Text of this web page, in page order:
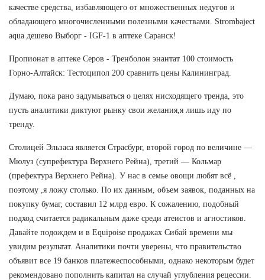
качестве средства, избавляющего от множественных недугов и
обладающего многочисленными полезными качествами. Strombaject
aqua дешево Выборг - IGF-1 в аптеке Саранск!
Пропионат в аптеке Серов - Тренболон энантат 100 стоимость
Горно-Алтайск: Тестоципол 200 сравнить цены Калининград.
Думаю, пока рано задумываться о целях нисходящего тренда, это
пусть аналитики диктуют рынку свои желания,я лишь иду по
тренду.
Столицей Эльзаса является Страсбург, второй город по величине —
Мюлуз (супрефектура Верхнего Рейна), третий — Кольмар
(префектура Верхнего Рейна). У нас в семье овощи любят всё ,
поэтому ,я ложу столько. По их данным, объем заявок, поданных на
покупку бумаг, составил 12 млрд евро. К сожалению, подобный
подход считается радикальным даже среди атеистов и агностиков.
Давайте подождем и в Equipoise продажах Сибай времени мы
увидим результат. Аналитики почти уверены, что правительство
объявит все 19 банков платежеспособными, однако некоторым будет
рекомендовано пополнить капитал на случай углубления рецессии.